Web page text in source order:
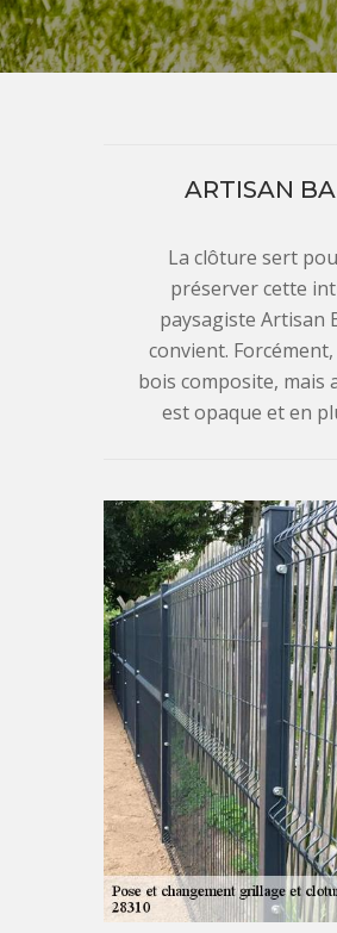
ARTISAN
La clôture sert
préserver cette
paysagiste Artisan
convient.
bois composite, mais
est opaque et en